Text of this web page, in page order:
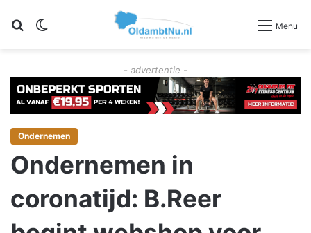
Zoeken Menu
- advertentie -
Ondernemen
Ondernemen in
coronatijd: B.Reer